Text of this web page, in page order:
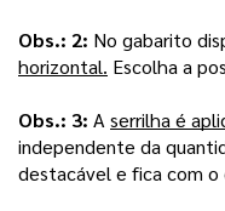
Obs.: 2: No gabarito
horizontal. Escolha a
Obs.: 3: A serrilha é
independente da
destacável e fica com o